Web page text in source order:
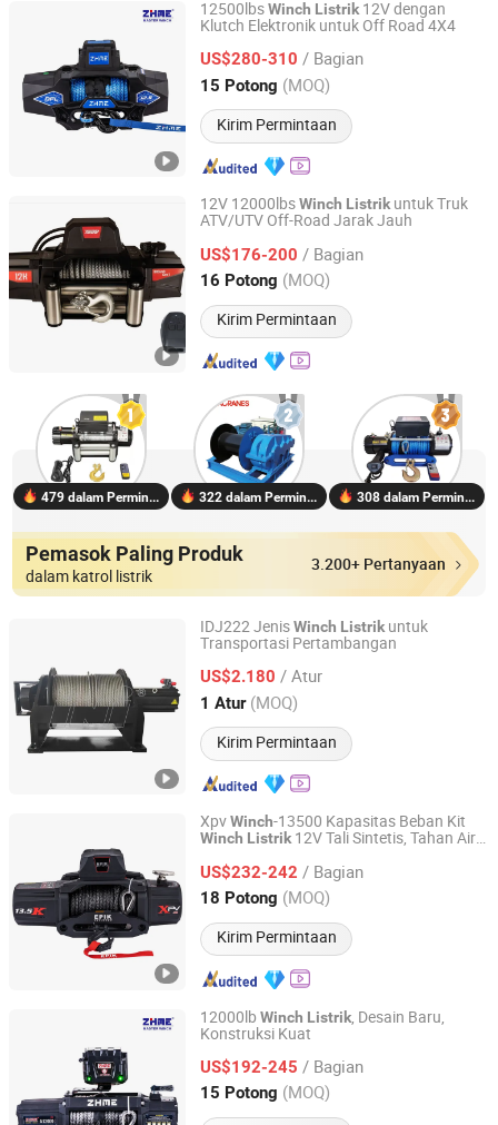
12500lbsWinch Listrik12V dengan
Klutch Elektronik untuk Off Road 4X4
US$280-310 / Bagian
15 Potong (MOQ)
Kirim Permintaan
Ningbo Zhonghuang Machine & Electrics Co., Ltd.
Zhejiang, China Harga mulai 2013
12V 12000lbsWinch Listrikuntuk Truk
ATV/UTV Off-Road Jarak Jauh
US$176-200 / Bagian
16 Potong (MOQ)
Kirim Permintaan
Zhejiang Hongbin Industry and Trade Co., Ltd.
Zhejiang, China Harga mulai 2023
479 dalam Permintaan 322 dalam Permintaan 308 dalam Permintaan
Pemasok Paling Produk
dalam katrol listrik
3.200+ Pertanyaan
IDJ222 JenisWinch Listrikuntuk
Transportasi Pertambangan
US$2.180 / Atur
1 Atur (MOQ)
Kirim Permintaan
INI HYDRAULIC CO., LTD.
Zhejiang, China Harga mulai 2016
XpvWinch-13500 Kapasitas Beban Kit
Winch Listrik12V Tali Sintetis, Tahan Air
Fairlead, dengan Remote Tangan Nirkabel
dan
US$232-242 / Bagian
18 Potong (MOQ)
Kirim Permintaan
Ningbo Conqueror Industry Co., Ltd.
Zhejiang, China Harga mulai 2020
12000lb Winch Listrik , Desain Baru,
Konstruksi Kuat
US$192-245 / Bagian
15 Potong (MOQ)
Ningbo Zhonghuang Machine & Electrics Co., Ltd.
Zhejiang, China Harga mulai 2013